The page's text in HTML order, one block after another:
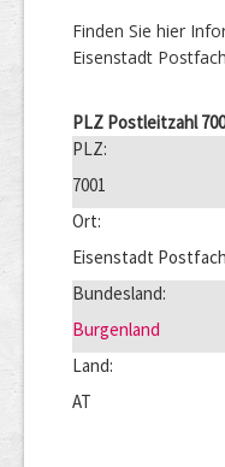
Finden Sie hier
Eisenstadt
PLZ Postleitzahl
PLZ:
7001
Ort:
Eisenstadt Postfach
Bundesland:
Burgenland
Land:
AT